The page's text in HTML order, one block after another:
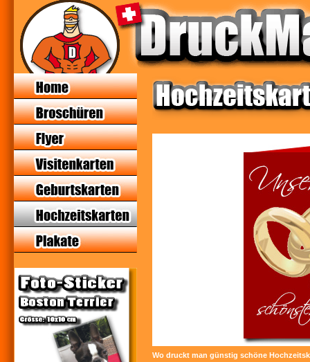
Wo druckt man günstig schöne